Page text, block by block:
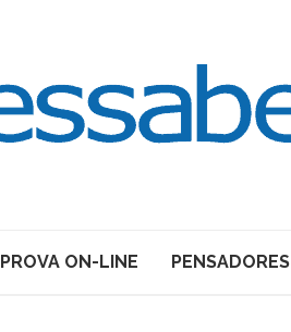
PROVA ON-LINE PENSADORES